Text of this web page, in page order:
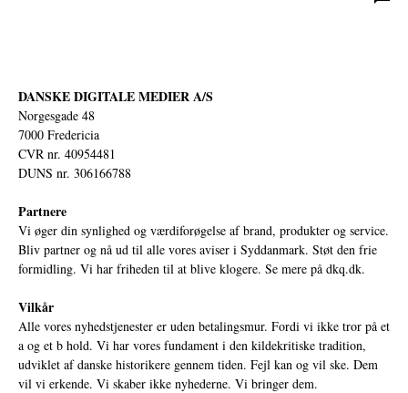
DANSKE DIGITALE MEDIER A/S
Norgesgade 48
7000 Fredericia
CVR nr. 40954481
DUNS nr. 306166788
Partnere
Vi øger din synlighed og værdiforøgelse af brand, produkter og service.
Bliv partner og nå ud til alle vores aviser i Syddanmark. Støt den frie
formidling. Vi har friheden til at blive klogere. Se mere på dkq.dk.
Vilkår
Alle vores nyhedstjenester er uden betalingsmur. Fordi vi ikke tror på et
a og et b hold. Vi har vores fundament i den kildekritiske tradition,
udviklet af danske historikere gennem tiden. Fejl kan og vil ske. Dem
vil vi erkende. Vi skaber ikke nyhederne. Vi bringer dem.